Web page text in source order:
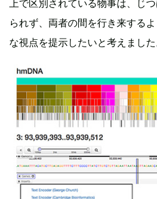
上で区別されている物事は、じ
られず、両者の間を行き来する
な視点を提示したいと考えました